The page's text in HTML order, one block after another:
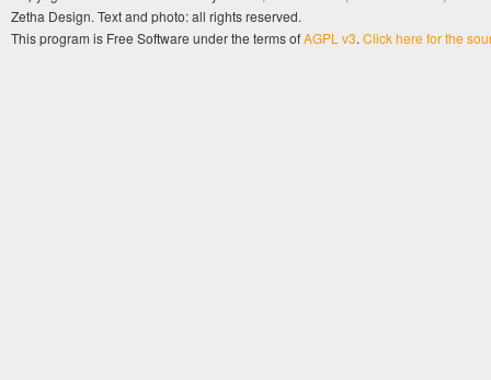
Zetha Design. Text and photo: all rights reserved.
This program is Free Software under the terms ofAGPL v3. Click here for the